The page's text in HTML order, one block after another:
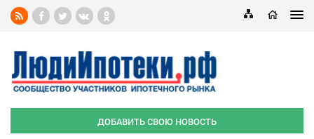
ДОБАВИТЬ СВОЮ НОВОСТЬ